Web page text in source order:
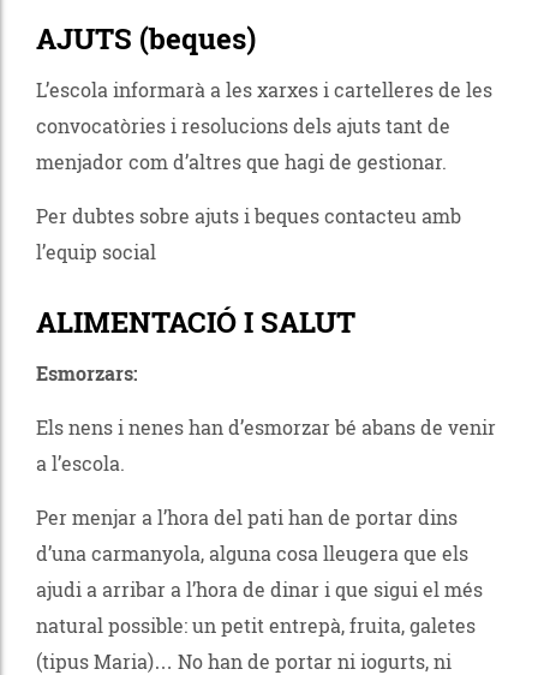
AJUTS (beques)
L’escola informarà a les xarxes i cartelleres de les
convocatòries i resolucions dels ajuts tant de
menjador com d’altres que hagi de gestionar.
Per dubtes sobre ajuts i beques contacteu amb
l’equip social
ALIMENTACIÓ I SALUT
Esmorzars:
Els nens i nenes han d’esmorzar bé abans de venir
a l’escola.
Per menjar a l’hora del pati han de portar dins
d’una carmanyola, alguna cosa lleugera que els
ajudi a arribar a l’hora de dinar i que sigui el més
natural possible: un petit entrepà, fruita, galetes
(tipus Maria)… No han de portar ni iogurts, ni